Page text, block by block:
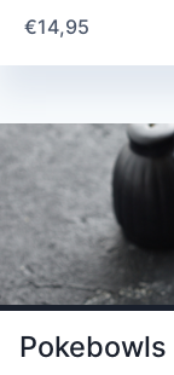
€14,95
Pokebowls